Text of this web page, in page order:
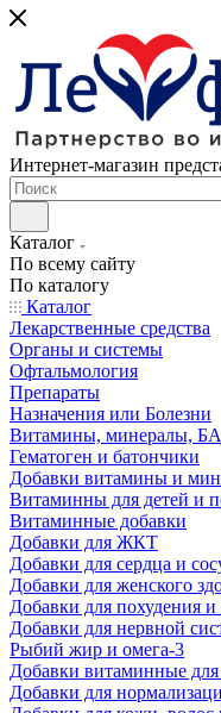
Интернет-магазин
Каталог
По всему сайту
По каталогу
Каталог
Лекарственные средства
Органы и системы
Офтальмология
Препараты
Назначения или Болезни
Витамины, минералы,
Гематоген и батончики
Добавки витамины и
Витаминны для детей и
Витаминные добавки
Добавки для ЖКТ
Добавки для сердца и
Добавки для женского
Добавки для похудения
Добавки для нервной
Рыбий жир и омега-3
Добавки витаминные для
Добавки для